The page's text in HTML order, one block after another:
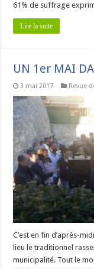
61% de suffrage
Lire la suite
UN 1er MAI
3 mai 2017 Revue
C’est en fin d’après-
lieu le traditionnel
municipalité. Tout le